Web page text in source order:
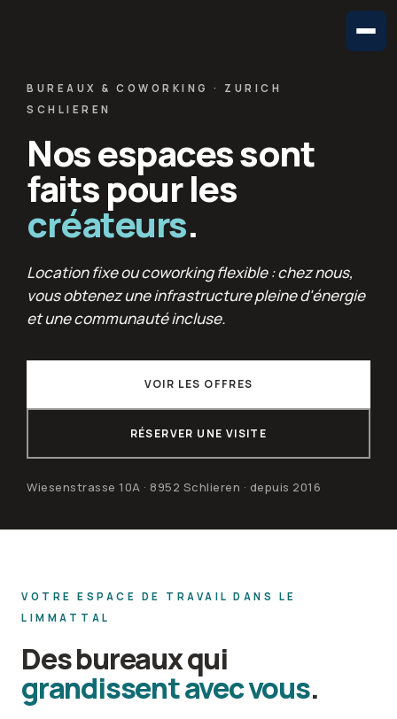
BUREAUX & COWORKING · ZURICH
SCHLIEREN
Nos espaces sont
faits pour les
créateurs.
Location fixe ou coworking flexible : chez nous,
vous obtenez une infrastructure pleine d'énergie
et une communauté incluse.
VOIR LES OFFRES
RÉSERVER UNE VISITE
Wiesenstrasse 10A · 8952 Schlieren · depuis 2016
VOTRE ESPACE DE TRAVAIL DANS LE
LIMMATTAL
Des bureaux qui
grandissent avec vous.